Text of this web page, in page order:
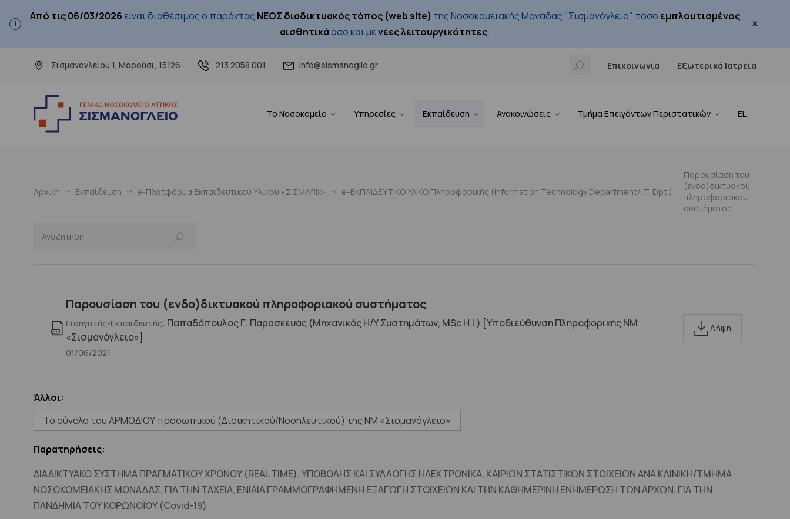
Από τις 06/03/2026 είναι διαθέσιμος ο παρόντας ΝΕΟΣ διαδικτυακός τόπος (web site) της Νοσοκομειακής Μονάδας "Σισμανόγλειο", τόσο εμπλουτισμένος
αισθητικάόσο και μενέες λειτουργικότητες. ×
Σισμανογλείου 1, Μαρούσι, 15126 213 2058 001 info@sismanoglio.gr Επικοινωνία Εξωτερικά Ιατρεία
Το Νοσοκομείο Υπηρεσίες Εκπαίδευση Ανακοινώσεις Τμήμα Επειγόντων Περιστατικών EL
Αρχική Εκπαίδευση e-Πλατφόρμα Εκπαιδευτικού Υλικού «ΣΙΣΜΑflix» e-ΕΚΠΑΙΔΕΥΤΙΚΟ ΥΛΙΚΟ Πληροφορικής (Ιnformation Technology Department/I.T. Dpt.)
Παρουσίαση του
(ενδο)δικτυακού
πληροφοριακού
συστήματος
Παρουσίαση του (ενδο)δικτυακού πληροφοριακού συστήματος
Εισηγητής-Εκπαιδευτής: Παπαδόπουλος Γ. Παρασκευάς (Μηχανικός Η/Υ Συστημάτων, MSc H.I.) [Υποδιεύθυνση Πληροφορικής ΝΜ
«Σισμανόγλειο»]
01/06/2021
Λήψη
Άλλοι:
Το σύνολο του ΑΡΜΟΔΙΟΥ προσωπικού (Διοικητικού/Νοσηλευτικού) της ΝΜ «Σισμανόγλειο»
Παρατηρήσεις:
ΔΙΑΔΙΚΤΥΑΚΟ ΣΥΣΤΗΜΑ ΠΡΑΓΜΑΤΙΚΟΥ ΧΡΟΝΟΥ (REAL TIME), ΥΠΟΒΟΛΗΣ ΚΑΙ ΣΥΛΛΟΓΗΣ ΗΛΕΚΤΡΟΝΙΚΑ, ΚΑΙΡΙΩΝ ΣΤΑΤΙΣΤΙΚΩΝ ΣΤΟΙΧΕΙΩΝ ΑΝΑ ΚΛΙΝΙΚΗ/ΤΜΗΜΑ
ΝΟΣΟΚΟΜΕΙΑΚΗΣ ΜΟΝΑΔΑΣ, ΓΙΑ ΤΗΝ ΤΑΧΕΙΑ, ΕΝΙΑΙΑ ΓΡΑΜΜΟΓΡΑΦΗΜΕΝΗ ΕΞΑΓΩΓΗ ΣΤΟΙΧΕΙΩΝ ΚΑΙ ΤΗΝ ΚΑΘΗΜΕΡΙΝΗ ΕΝΗΜΕΡΩΣΗ ΤΩΝ ΑΡΧΩΝ, ΓΙΑ ΤΗΝ
ΠΑΝΔΗΜΙΑ ΤΟΥ ΚΟΡΩΝΟΪΟΥ (Covid-19)